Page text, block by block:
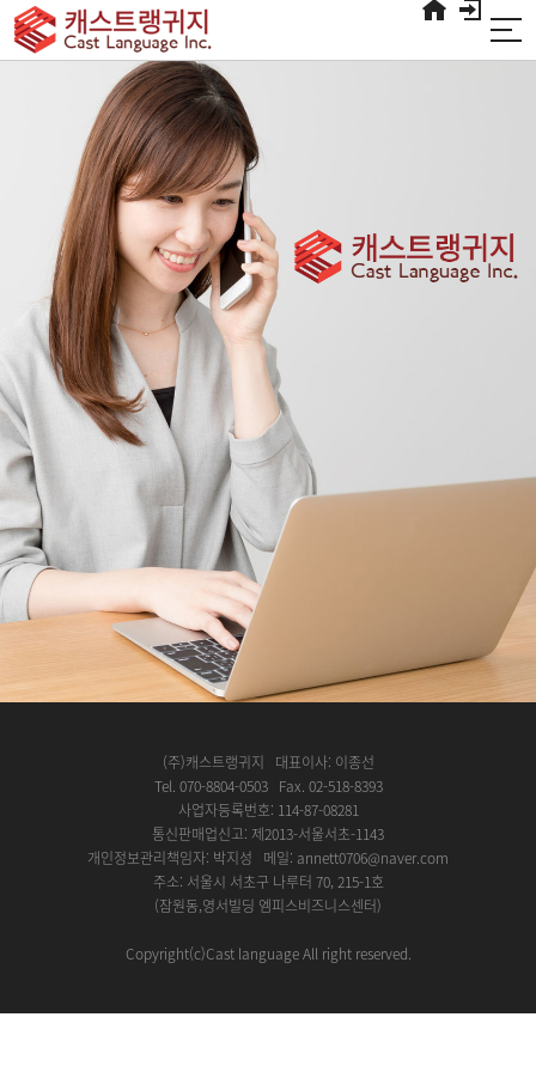
(주)캐스트랭귀지 대표이사: 이종선
Tel. 070-8804-0503 Fax. 02-518-8393
사업자등록번호: 114-87-08281
통신판매업신고: 제2013-서울서초-1143
개인정보관리책임자: 박지성 메일: annett0706@naver.com
주소: 서울시 서초구 나루터 70, 215-1호
(잠원동,영서빌딩 엠피스비즈니스센터)
Copyright(c)Cast language All right reserved.